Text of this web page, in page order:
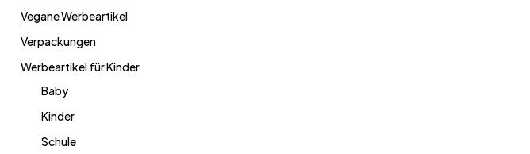
Vegane Werbeartikel
Verpackungen
Werbeartikel für Kinder
Baby
Kinder
Schule